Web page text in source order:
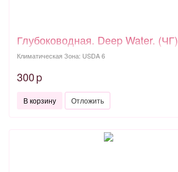
Глубоководная. Deep Water. (ЧГ)
Климатическая Зона: USDA 6
300 p
В корзину Отложить